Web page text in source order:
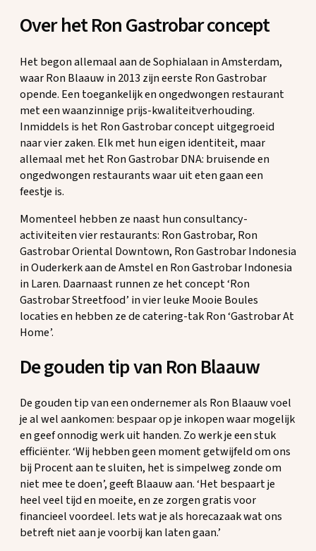
Over het Ron Gastrobar concept
Het begon allemaal aan de Sophialaan in Amsterdam,
waar Ron Blaauw in 2013 zijn eerste Ron Gastrobar
opende. Een toegankelijk en ongedwongen restaurant
met een waanzinnige prijs-kwaliteitverhouding.
Inmiddels is het Ron Gastrobar concept uitgegroeid
naar vier zaken. Elk met hun eigen identiteit, maar
allemaal met het Ron Gastrobar DNA: bruisende en
ongedwongen restaurants waar uit eten gaan een
feestje is.
Momenteel hebben ze naast hun consultancy-
activiteiten vier restaurants: Ron Gastrobar, Ron
Gastrobar Oriental Downtown, Ron Gastrobar Indonesia
in Ouderkerk aan de Amstel en Ron Gastrobar Indonesia
in Laren. Daarnaast runnen ze het concept ‘Ron
Gastrobar Streetfood’ in vier leuke Mooie Boules
locaties en hebben ze de catering-tak Ron ‘Gastrobar At
Home’.
De gouden tip van Ron Blaauw
De gouden tip van een ondernemer als Ron Blaauw voel
je al wel aankomen: bespaar op je inkopen waar mogelijk
en geef onnodig werk uit handen. Zo werk je een stuk
efficiënter. ‘Wij hebben geen moment getwijfeld om ons
bij Procent aan te sluiten, het is simpelweg zonde om
niet mee te doen’, geeft Blaauw aan. ‘Het bespaart je
heel veel tijd en moeite, en ze zorgen gratis voor
financieel voordeel. Iets wat je als horecazaak wat ons
betreft niet aan je voorbij kan laten gaan.’